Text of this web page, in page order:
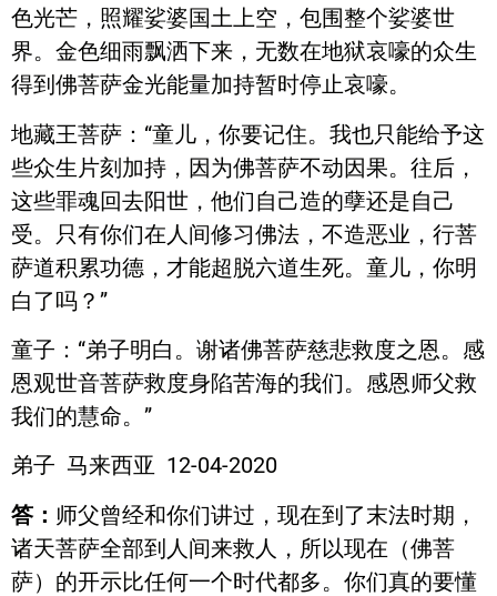
色光芒，照耀娑婆国土上空，包围整个娑婆世
界。金色细雨飘洒下来，无数在地狱哀嚎的众生
得到佛菩萨金光能量加持暂时停止哀嚎。
地藏王菩萨：“童儿，你要记住。我也只能给予这
些众生片刻加持，因为佛菩萨不动因果。往后，
这些罪魂回去阳世，他们自己造的孽还是自己
受。只有你们在人间修习佛法，不造恶业，行菩
萨道积累功德，才能超脱六道生死。童儿，你明
白了吗？”
童子：“弟子明白。谢诸佛菩萨慈悲救度之恩。感
恩观世音菩萨救度身陷苦海的我们。感恩师父救
我们的慧命。”
弟子 马来西亚 12-04-2020
答： 师父曾经和你们讲过，现在到了末法时期，
诸天菩萨全部到人间来救人，所以现在（佛菩
萨）的开示比任何一个时代都多。你们真的要懂